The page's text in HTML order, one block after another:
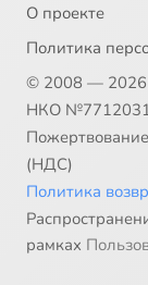
О проекте
Политика
© 2008 — 2026
НКО
(НДС)
Политика
рамках